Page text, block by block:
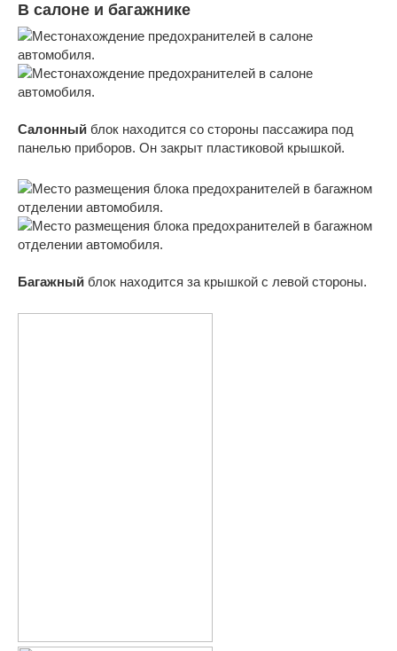
В салоне и багажнике
Салонный блок находится со стороны пассажира под
панелью приборов. Он закрыт пластиковой крышкой.
Багажный блок находится за крышкой с левой стороны.